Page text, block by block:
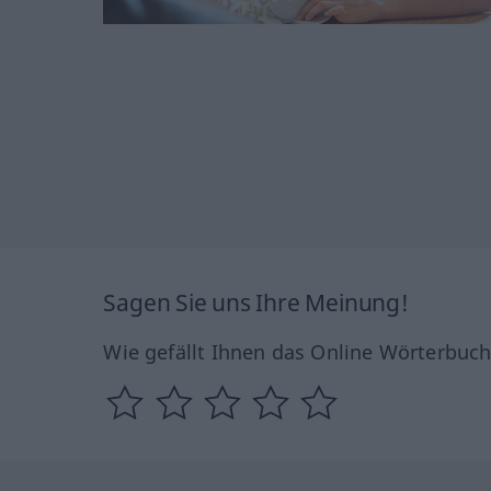
Sagen Sie uns Ihre Meinung!
Wie gefällt Ihnen das Online